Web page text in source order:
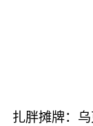
扎胖摊牌：